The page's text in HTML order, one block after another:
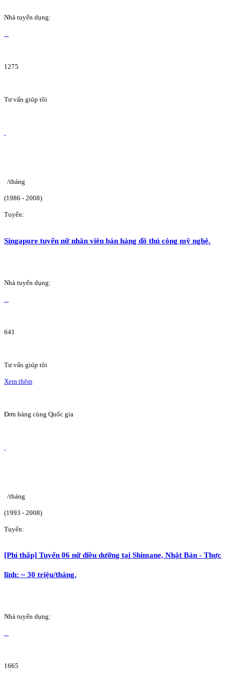
Nhà tuyển dụng:
1275
Tư vấn giúp tôi
/tháng
(1986 - 2008)
Tuyển:
Singapore tuyển nữ nhân viên bán hàng đồ thủ công mỹ nghệ.
Nhà tuyển dụng:
641
Tư vấn giúp tôi
Xem thêm
Đơn hàng cùng Quốc gia
/tháng
(1993 - 2008)
Tuyển:
[Phí thấp] Tuyển 06 nữ điều dưỡng tại Shimane, Nhật Bản - Thực
lĩnh: ~ 30 triệu/tháng.
Nhà tuyển dụng:
1665